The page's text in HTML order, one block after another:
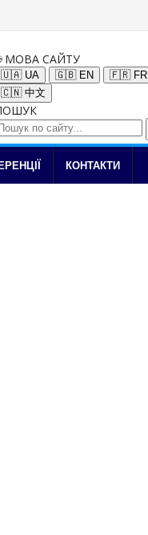
МОВА САЙТУ
🇺🇦 UA 🇬🇧 EN 🇫🇷 FR
🇨🇳 中文
КОНТАКТИ